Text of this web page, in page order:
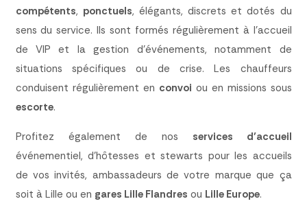
compétents, ponctuels, élégants, discrets et dotés du
sens du service. Ils sont formés régulièrement à l’accueil
de VIP et la gestion d’événements, notamment de
situations spécifiques ou de crise. Les chauffeurs
conduisent régulièrement en convoi ou en missions sous
escorte.
Profitez également de nos services d’accueil
événementiel, d’hôtesses et stewarts pour les accueils
de vos invités, ambassadeurs de votre marque que ça
soit à Lille ou en gares Lille Flandres ou Lille Europe.